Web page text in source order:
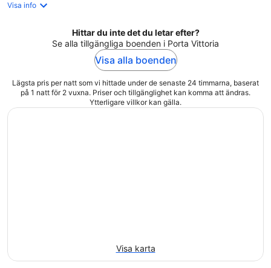
Visa info
Hittar du inte det du letar efter?
Se alla tillgängliga boenden i Porta Vittoria
Visa alla boenden
Lägsta pris per natt som vi hittade under de senaste 24 timmarna, baserat
på 1 natt för 2 vuxna. Priser och tillgänglighet kan komma att ändras.
Ytterligare villkor kan gälla.
Visa karta